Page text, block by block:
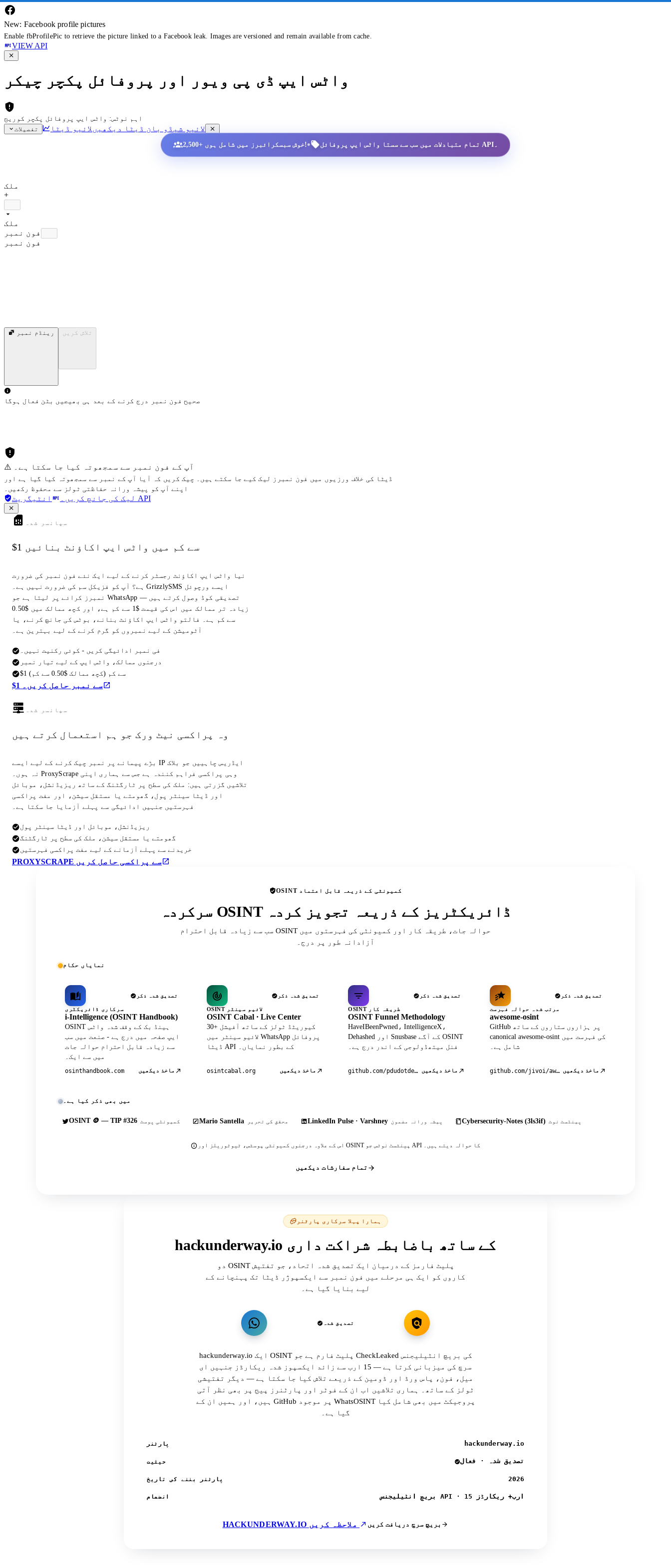
New: Facebook profile pictures
Enable fbProfilePic to retrieve the picture linked to a Facebook leak. Images are versioned and remain available from cache.
VIEW API
واٹس ایپ ڈی پی ویور اور پروفائل پکچر چیکر
اہم نوٹس: واٹس ایپ پروفائل پکچر کوریج
تفصیلات
لائیو شیڈو بان ڈیٹا دیکھیں لائیو ڈیٹا
2,500+ خوش سبسکرائبرز میں شامل ہوں!• تمام متبادلات میں سب سے سستا واٹس ایپ پروفائل API۔
ملک
+
ملک
فون نمبر
فون نمبر
رینڈم نمبر تلاش کریں
صحیح فون نمبر درج کرنے کے بعد ہی بھیجیں بٹن فعال ہوگا
⚠️ آپ کے فون نمبر سے سمجھوتہ کیا جا سکتا ہے۔
ڈیٹا کی خلاف ورزیوں میں فون نمبرز لیک کیے جا سکتے ہیں۔ چیک کریں کہ آیا آپ کے نمبر سے سمجھوتہ کیا گیا ہے اور
اپنے آپ کو پیشہ ورانہ حفاظتی ٹولز سے محفوظ رکھیں۔
لیک کی جانچ کریں۔ انٹیگریٹ API
سپانسر شدہ
$1 سے کم میں واٹس ایپ اکاؤنٹ بنائیں
نیا واٹس ایپ اکاؤنٹ رجسٹر کرنے کے لیے ایک نئے فون نمبر کی ضرورت
ہے؟ آپ کو فزیکل سم کی ضرورت نہیں ہے۔ GrizzlySMS ایسے ورچوئل
نمبرز کرائے پر لیتا ہے جو WhatsApp تصدیقی کوڈ وصول کرتے ہیں —
زیادہ تر ممالک میں اس کی قیمت $1 سے کم ہے، اور کچھ ممالک میں $0.50
سے کم ہے۔ فالتو واٹس ایپ اکاؤنٹ بنانے، بوٹس کی جانچ کرنے، یا
آٹومیشن کے لیے نمبروں کو گرم کرنے کے لیے بہترین ہے۔
فی نمبر ادائیگی کریں - کوئی رکنیت نہیں۔
درجنوں ممالک، واٹس ایپ کے لیے تیار نمبر
$1 سے کم (کچھ ممالک $0.50 سے کم)
$1 سے نمبر حاصل کریں۔
سپانسر شدہ
وہ پراکسی نیٹ ورک جو ہم استعمال کرتے ہیں
بڑے پیمانے پر نمبر چیک کرنے کے لیے ایسے IP ایڈریس چاہییں جو بلاک
نہ ہوں۔ ProxyScrape وہی پراکسی فراہم کنندہ ہے جس سے ہماری اپنی
تلاشیں گزرتی ہیں: ملک کی سطح پر ٹارگٹنگ کے ساتھ ریزیڈنشل، موبائل
اور ڈیٹا سینٹر پول، گھومتے یا مستقل سیشن، اور مفت پراکسی
فہرستیں جنہیں ادائیگی سے پہلے آزمایا جا سکتا ہے۔
ریزیڈنشل، موبائل اور ڈیٹا سینٹر پول
گھومتے یا مستقل سیشن، ملک کی سطح پر ٹارگٹنگ
خریدنے سے پہلے آزمانے کے لیے مفت پراکسی فہرستیں
PROXYSCRAPE سے پراکسی حاصل کریں
OSINT کمیونٹی کے ذریعہ قابل اعتماد
سرکردہ OSINT ڈائریکٹریز کے ذریعہ تجویز کردہ
سب سے زیادہ قابل احترام OSINT حوالہ جات، طریقہ کار اور کمیونٹی کی فہرستوں میں
آزادانہ طور پر درج۔
نمایاں حکام
تصدیق شدہ ذکر
سرکاری ڈائریکٹری
i-Intelligence (OSINT Handbook)
OSINT ہینڈ بک کے وقف شدہ واٹس
ایپ صفحہ میں درج ہے - صنعت میں سب
سے زیادہ قابل احترام حوالہ جات
میں سے ایک۔
osinthandbook.com ماخذ دیکھیں
تصدیق شدہ ذکر
OSINT لائیو سینٹر
OSINT Cabal · Live Center
30+ کیوریٹڈ ٹولز کے ساتھ آفیشل
لائیو سینٹر میں WhatsApp پروفائل
ڈیٹا API کے بطور نمایاں۔
osintcabal.org ماخذ دیکھیں
تصدیق شدہ ذکر
OSINT طریقہ کار
OSINT Funnel Methodology
HaveIBeenPwned، IntelligenceX،
Dehashed اور Snusbase کے آگے OSINT
فنل میتھڈولوجی کے اندر درج ہے۔
github.com/pdudotdev/ofm ماخذ دیکھیں
تصدیق شدہ ذکر
مرتب شدہ حوالہ فہرست
awesome-osint
GitHub پر ہزاروں ستاروں کے ساتھ
canonical awesome-osint کی فہرست میں
شامل ہے۔
github.com/jivoi/awesome-osint ماخذ دیکھیں
میں بھی ذکر کیا ہے۔
OSINT 🪙 — TIP #326 کمیونٹی پوسٹ Mario Santella محقق کی تحریر LinkedIn Pulse · Varshney پیشہ ورانہ مضمون Cybersecurity-Notes (3ls3if) پینٹسٹ نوٹ
اس کے علاوہ درجنوں کمیونٹی پوسٹس، ٹیوٹوریلز اور OSINT پینٹسٹ نوٹس جو API کا حوالہ دیتے ہیں۔
تمام سفارشات دیکھیں
ہمارا پہلا سرکاری پارٹنر
hackunderway.io کے ساتھ باضابطہ شراکت داری
دو OSINT پلیٹ فارمز کے درمیان ایک تصدیق شدہ اتحاد، جو تفتیش
کاروں کو ایک ہی مرحلے میں فون نمبر سے ایکسپوژر ڈیٹا تک پہنچانے کے
لیے بنایا گیا ہے۔
تصدیق شدہ
hackunderway.io ایک OSINT پلیٹ فارم ہے جو CheckLeaked کی بریچ انٹیلیجنس
سرچ کی میزبانی کرتا ہے — 15 ارب سے زائد ایکسپوز شدہ ریکارڈز جنہیں ای
میل، فون، پاس ورڈ اور ڈومین کے ذریعے تلاش کیا جا سکتا ہے — دیگر تفتیشی
ٹولز کے ساتھ۔ ہماری تلاشیں اب ان کے فوٹر اور پارٹنرز پیج پر بھی نظر آتی
ہیں، اور ہمیں ان کے GitHub پر موجود WhatsOSINT پروجیکٹ میں بھی شامل کیا
گیا ہے۔
پارٹنر hackunderway.io
حیثیت تصدیق شدہ · فعال
پارٹنر بننے کی تاریخ 2026
انضمام بریچ انٹیلیجنس API · 15 ارب+ ریکارڈز
بریچ سرچ دریافت کریں